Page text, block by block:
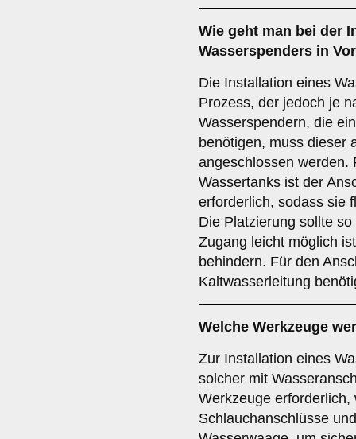
Wie geht man bei der
Wasserspenders in
Die Installation eines
Prozess, der jedoch je
Wasserspendern, die
benötigen, muss dieser
angeschlossen werden.
Wassertanks ist der
erforderlich, sodass sie
Die Platzierung sollte
Zugang leicht möglich
behindern. Für den
Kaltwasserleitung
Welche Werkzeuge
Zur Installation eines
solcher mit
Werkzeuge erforderlich,
Schlauchanschlüsse